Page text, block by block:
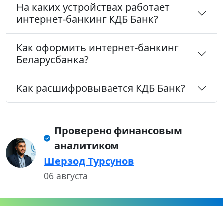
На каких устройствах работает
интернет-банкинг КДБ Банк?
Как оформить интернет-банкинг
Беларусбанка?
Как расшифровывается КДБ Банк?
Проверено финансовым
аналитиком
Шерзод Турсунов
06 августа